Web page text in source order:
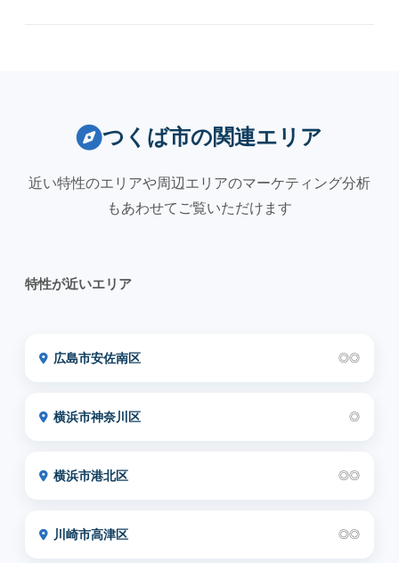
つくば市の関連エリア
近い特性のエリアや周辺エリアのマーケティング分析
もあわせてご覧いただけます
特性が近いエリア
広島市安佐南区 ◎◎
横浜市神奈川区 ◎
横浜市港北区 ◎◎
川崎市高津区 ◎◎